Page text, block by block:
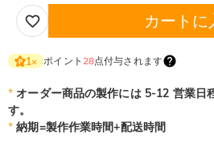
カートに
1× ポイント 28点付与されます
* オーダー商品の製作には 5-12 営業日
す。
* 納期=製作作業時間+配送時間